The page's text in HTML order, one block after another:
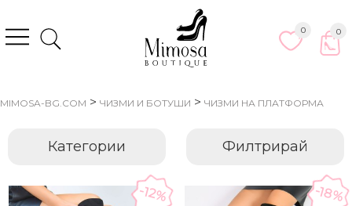
0
0
MIMOSA-BG.COM > ЧИЗМИ И БОТУШИ > ЧИЗМИ НА ПЛАТФОРМА
Категории Филтрирай
-12% -18%